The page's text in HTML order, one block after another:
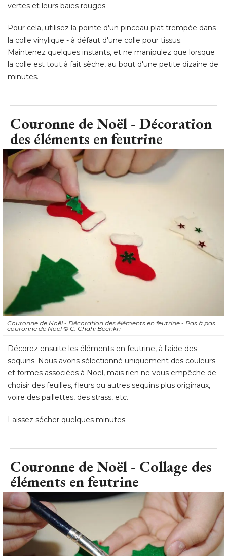
vertes et leurs baies rouges.
Pour cela, utilisez la pointe d'un pinceau plat trempée dans
la colle vinylique - à défaut d'une colle pour tissus.
Maintenez quelques instants, et ne manipulez que lorsque
la colle est tout à fait sèche, au bout d'une petite dizaine de
minutes.
Couronne de Noël - Décoration
des éléments en feutrine
Couronne de Noël - Décoration des éléments en feutrine - Pas à pas
couronne de Noël © C. Chahi Bechkri
Décorez ensuite les éléments en feutrine, à l'aide des
sequins. Nous avons sélectionné uniquement des couleurs
et formes associées à Noël, mais rien ne vous empêche de
choisir des feuilles, fleurs ou autres sequins plus originaux,
voire des paillettes, des strass, etc.
Laissez sécher quelques minutes.
Couronne de Noël - Collage des
éléments en feutrine